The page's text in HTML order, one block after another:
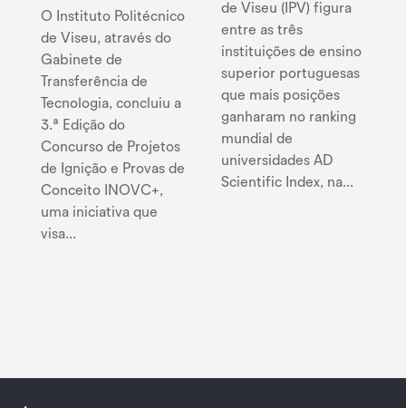
O Instituto Politécnico
de Viseu, através do
Gabinete de
Transferência de
Tecnologia, concluiu a
3.ª Edição do
Concurso de Projetos
de Ignição e Provas de
Conceito INOVC+,
uma iniciativa que
visa...
de Viseu (IPV) figura
entre as três
instituições de ensino
superior portuguesas
que mais posições
ganharam no ranking
mundial de
universidades AD
Scientific Index, na...